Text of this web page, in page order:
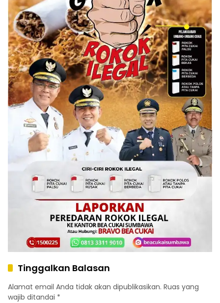
Tinggalkan Balasan
Alamat email Anda tidak akan dipublikasikan. Ruas yang
wajib ditandai *